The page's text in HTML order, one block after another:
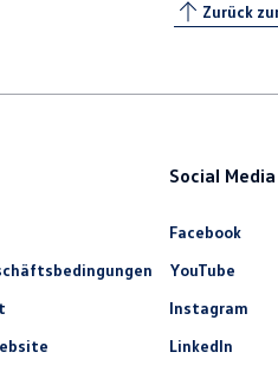
Zurück
Social Media
Facebook
YouTube
Instagram
LinkedIn